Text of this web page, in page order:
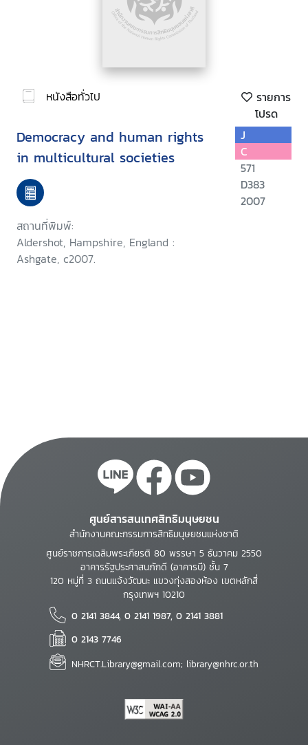
หนังสือทั่วไป
รายการ
โปรด
Democracy and human rights
in multicultural societies
สถานที่พิมพ์:
Aldershot, Hampshire, England :
Ashgate, c2007.
J
C
571
D383
2007
ศูนย์สารสนเทศสิทธิมนุษยชน
สำนักงานคณะกรรมการสิทธิมนุษยชนแห่งชาติ
ศูนย์ราชการเฉลิมพระเกียรติ 80 พรรษา 5 ธันวาคม 2550
อาคารรัฐประศาสนภักดี (อาคารบี) ชั้น 7
120 หมู่ที่ 3 ถนนแจ้งวัฒนะ แขวงทุ่งสองห้อง เขตหลักสี่
กรุงเทพฯ 10210
0 2141 3844, 0 2141 1987, 0 2141 3881
0 2143 7746
NHRCT.Library@gmail.com; library@nhrc.or.th